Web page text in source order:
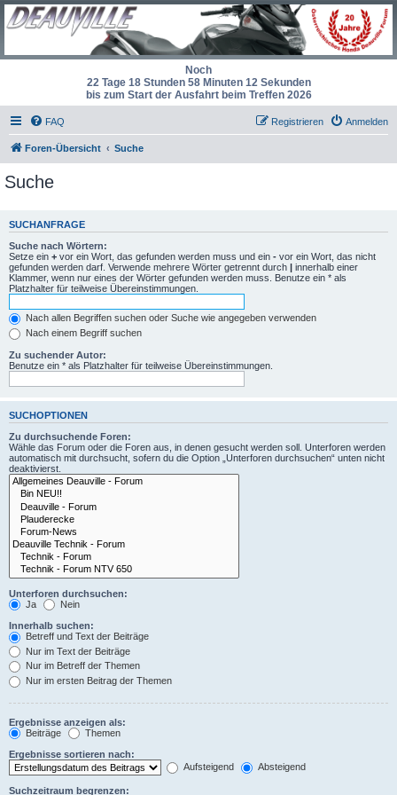
Noch
22 Tage 18 Stunden 58 Minuten 12 Sekunden
bis zum Start der Ausfahrt beim Treffen 2026
FAQ Anmelden
Registrieren
Foren-Übersicht Suche
Suche
SUCHANFRAGE
Suche nach Wörtern:
Setze ein + vor ein Wort, das gefunden werden muss und ein - vor ein Wort, das nicht
gefunden werden darf. Verwende mehrere Wörter getrennt durch
innerhalb einer
Klammer, wenn nur eines der Wörter gefunden werden muss. Benutze ein * als
Platzhalter für teilweise Übereinstimmungen.
Nach allen Begriffen suchen oder Suche wie angegeben verwenden
Nach einem Begriff suchen
Zu suchender Autor:
Benutze ein * als Platzhalter für teilweise Übereinstimmungen.
SUCHOPTIONEN
Zu durchsuchende Foren:
Wähle das Forum oder die Foren aus, in denen gesucht werden soll. Unterforen werden
automatisch mit durchsucht, sofern du die Option „Unterforen durchsuchen“ unten nicht
deaktivierst.
Unterforen durchsuchen:
Ja
Nein
Innerhalb suchen:
Betreff und Text der Beiträge
Nur im Text der Beiträge
Nur im Betreff der Themen
Nur im ersten Beitrag der Themen
Ergebnisse anzeigen als:
Beiträge
Themen
Ergebnisse sortieren nach:
Aufsteigend
Absteigend
Suchzeitraum begrenzen: